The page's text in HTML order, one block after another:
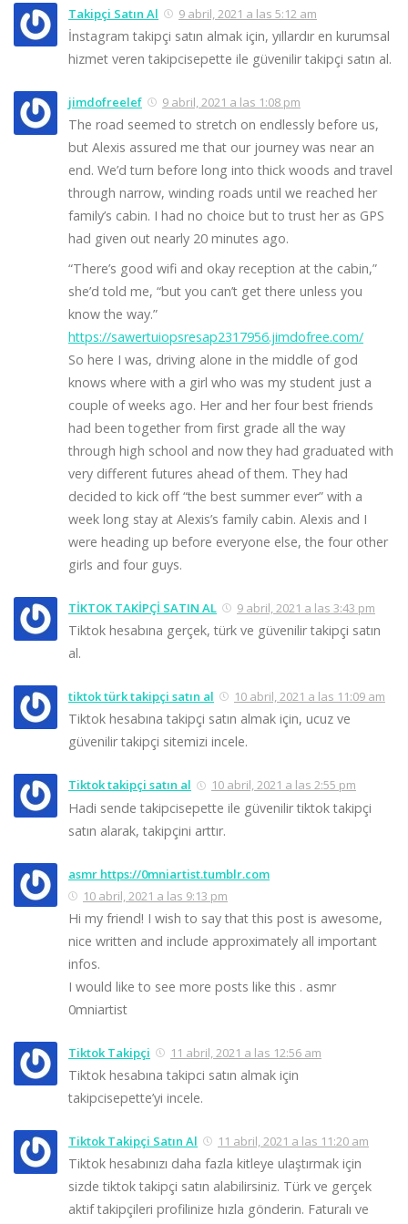
Takipçi Satın Al 9 abril, 2021 a las 5:12 am
İnstagram takipçi satın almak için, yıllardır en kurumsal
hizmet veren takipcisepette ile güvenilir takipçi satın al.
jimdofreelef 9 abril, 2021 a las 1:08 pm
The road seemed to stretch on endlessly before us,
but Alexis assured me that our journey was near an
end. We’d turn before long into thick woods and travel
through narrow, winding roads until we reached her
family’s cabin. I had no choice but to trust her as GPS
had given out nearly 20 minutes ago.
“There’s good wifi and okay reception at the cabin,”
she’d told me, “but you can’t get there unless you
know the way.”
https://sawertuiopsresap2317956.jimdofree.com/
So here I was, driving alone in the middle of god
knows where with a girl who was my student just a
couple of weeks ago. Her and her four best friends
had been together from first grade all the way
through high school and now they had graduated with
very different futures ahead of them. They had
decided to kick off “the best summer ever” with a
week long stay at Alexis’s family cabin. Alexis and I
were heading up before everyone else, the four other
girls and four guys.
TİKTOK TAKİPÇİ SATIN AL 9 abril, 2021 a las 3:43 pm
Tiktok hesabına gerçek, türk ve güvenilir takipçi satın
al.
tiktok türk takipçi satın al 10 abril, 2021 a las 11:09 am
Tiktok hesabına takipçi satın almak için, ucuz ve
güvenilir takipçi sitemizi incele.
Tiktok takipçi satın al 10 abril, 2021 a las 2:55 pm
Hadi sende takipcisepette ile güvenilir tiktok takipçi
satın alarak, takipçini arttır.
asmr https://0mniartist.tumblr.com
10 abril, 2021 a las 9:13 pm
Hi my friend! I wish to say that this post is awesome,
nice written and include approximately all important
infos.
I would like to see more posts like this . asmr
0mniartist
Tiktok Takipçi 11 abril, 2021 a las 12:56 am
Tiktok hesabına takipci satın almak için
takipcisepette’yi incele.
Tiktok Takipçi Satın Al 11 abril, 2021 a las 11:20 am
Tiktok hesabınızı daha fazla kitleye ulaştırmak için
sizde tiktok takipçi satın alabilirsiniz. Türk ve gerçek
aktif takipçileri profilinize hızla gönderin. Faturalı ve